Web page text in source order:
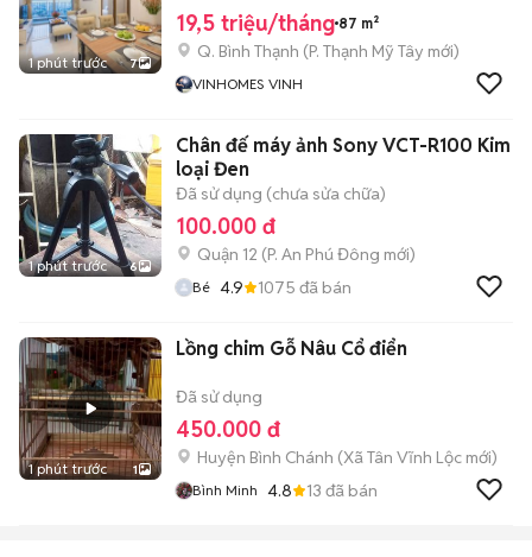
1 phút trước 7
19,5 triệu/tháng 87 m²
Q. Bình Thạnh (P. Thạnh Mỹ Tây mới)
VINHOMES VINH
1 phút trước 6
Chân đế máy ảnh Sony VCT-R100 Kim
loại Đen
Đã sử dụng (chưa sửa chữa)
100.000 đ
Quận 12 (P. An Phú Đông mới)
Bé 4.9 1075 đã bán
1 phút trước 1
Lồng chim Gỗ Nâu Cổ điển
Đã sử dụng
450.000 đ
Huyện Bình Chánh (Xã Tân Vĩnh Lộc mới)
Bình Minh 4.8 13 đã bán